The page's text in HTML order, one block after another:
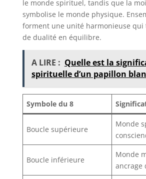
le monde spirituel, tandis que la
symbolise le monde physique.
forment une unité harmonieuse
de dualité en équilibre.
A LIRE : Quelle est la
spirituelle d’un papillon
Symbole du 8
Boucle supérieure
Monde
Boucle inférieure
Monde
ancrage